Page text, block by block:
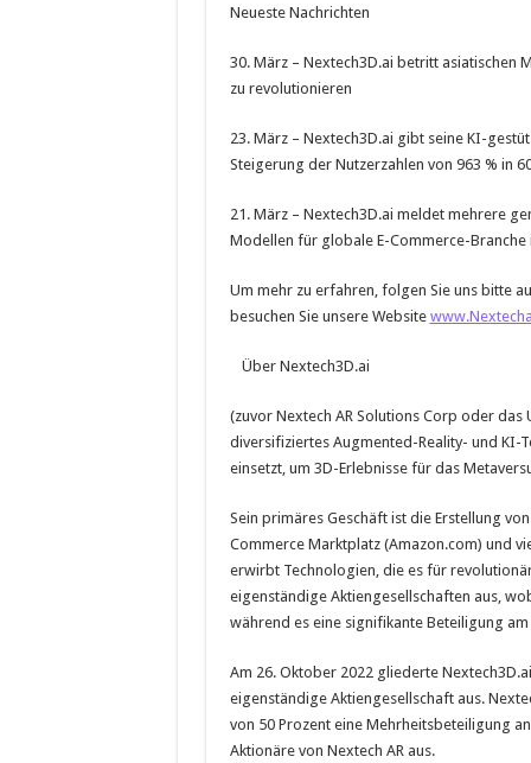
Neueste Nachrichten
30. März – Nextech3D.ai betritt asiatischen
zu revolutionieren
23. März – Nextech3D.ai gibt seine KI-
Steigerung der Nutzerzahlen von 963 % in
21. März – Nextech3D.ai meldet mehrere
Modellen für globale E-Commerce-Branche
Um mehr zu erfahren, folgen Sie uns bitte
besuchen Sie unsere Website
Über Nextech3D.ai
(zuvor Nextech AR Solutions Corp oder das
diversifiziertes Augmented-Reality- und KI-
einsetzt, um 3D-Erlebnisse für das
Sein primäres Geschäft ist die Erstellung
Commerce Marktplatz (Amazon.com) und
erwirbt Technologien, die es für
eigenständige Aktiengesellschaften aus,
während es eine signifikante Beteiligung
Am 26. Oktober 2022 gliederte
eigenständige Aktiengesellschaft aus.
von 50 Prozent eine Mehrheitsbeteiligung
Aktionäre von Nextech AR aus.